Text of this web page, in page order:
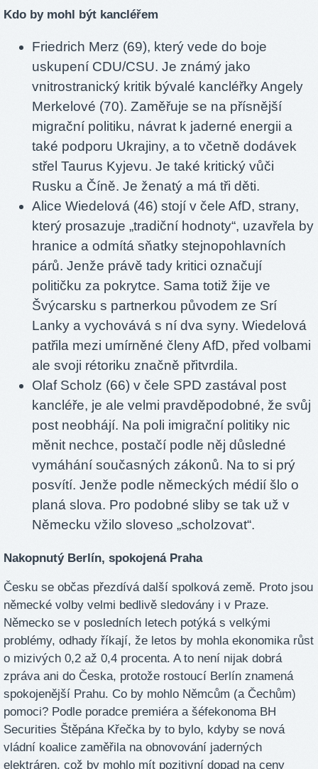
Kdo by mohl být kancléřem
Friedrich Merz (69), který vede do boje
uskupení CDU/CSU. Je známý jako
vnitrostranický kritik bývalé kancléřky Angely
Merkelové (70). Zaměřuje se na přísnější
migrační politiku, návrat k jaderné energii a
také podporu Ukrajiny, a to včetně dodávek
střel Taurus Kyjevu. Je také kritický vůči
Rusku a Číně. Je ženatý a má tři děti.
Alice Wiedelová (46) stojí v čele AfD, strany,
který prosazuje „tradiční hodnoty“, uzavřela by
hranice a odmítá sňatky stejnopohlavních
párů. Jenže právě tady kritici označují
političku za pokrytce. Sama totiž žije ve
Švýcarsku s partnerkou původem ze Srí
Lanky a vychovává s ní dva syny. Wiedelová
patřila mezi umírněné členy AfD, před volbami
ale svoji rétoriku značně přitvrdila.
Olaf Scholz (66) v čele SPD zastával post
kancléře, je ale velmi pravděpodobné, že svůj
post neobhájí. Na poli imigrační politiky nic
měnit nechce, postačí podle něj důsledné
vymáhání současných zákonů. Na to si prý
posvítí. Jenže podle německých médií šlo o
planá slova. Pro podobné sliby se tak už v
Německu vžilo sloveso „scholzovat“.
Nakopnutý Berlín, spokojená Praha
Česku se občas přezdívá další spolková země. Proto jsou
německé volby velmi bedlivě sledovány i v Praze.
Německo se v posledních letech potýká s velkými
problémy, odhady říkají, že letos by mohla ekonomika růst
o mizivých 0,2 až 0,4 procenta. A to není nijak dobrá
zpráva ani do Česka, protože rostoucí Berlín znamená
spokojenější Prahu. Co by mohlo Němcům (a Čechům)
pomoci? Podle poradce premiéra a šéfekonoma BH
Securities Štěpána Křečka by to bylo, kdyby se nová
vládní koalice zaměřila na obnovování jaderných
elektráren, což by mohlo mít pozitivní dopad na ceny